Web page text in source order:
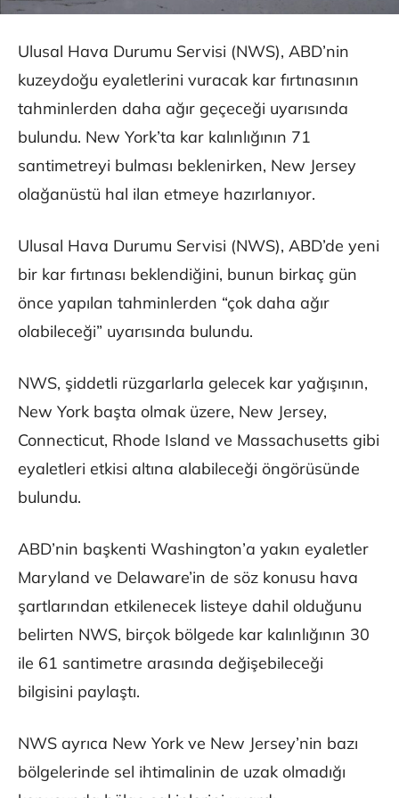
Ulusal Hava Durumu Servisi (NWS), ABD’nin
kuzeydoğu eyaletlerini vuracak kar fırtınasının
tahminlerden daha ağır geçeceği uyarısında
bulundu. New York’ta kar kalınlığının 71
santimetreyi bulması beklenirken, New Jersey
olağanüstü hal ilan etmeye hazırlanıyor.
Ulusal Hava Durumu Servisi (NWS), ABD’de yeni
bir kar fırtınası beklendiğini, bunun birkaç gün
önce yapılan tahminlerden “çok daha ağır
olabileceği” uyarısında bulundu.
NWS, şiddetli rüzgarlarla gelecek kar yağışının,
New York başta olmak üzere, New Jersey,
Connecticut, Rhode Island ve Massachusetts gibi
eyaletleri etkisi altına alabileceği öngörüsünde
bulundu.
ABD’nin başkenti Washington’a yakın eyaletler
Maryland ve Delaware’in de söz konusu hava
şartlarından etkilenecek listeye dahil olduğunu
belirten NWS, birçok bölgede kar kalınlığının 30
ile 61 santimetre arasında değişebileceği
bilgisini paylaştı.
NWS ayrıca New York ve New Jersey’nin bazı
bölgelerinde sel ihtimalinin de uzak olmadığı